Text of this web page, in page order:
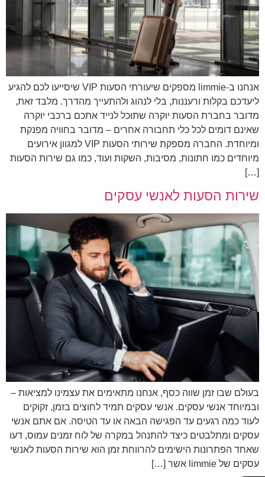
אנחנו ב-limmie מספקים שיעורתי הסעות VIP שיסייעו לכם להגיע
ליעדכם בקלות ורעננות, בלי לנהוג ולהתעייך מהדרך. מלבד זאת,
מדובר בחברת הסעות יוקרה שתוכל לנייד אתכם ברכבי יוקרה
שאינם דומים לכל כלי תחבורה אחרים – מדובר בחוויה מפנקת
ומיוחדת. החברה מספקת שירותי הסעות VIP למגוון אירועים
מיוחדים כמו חתונות, מסיבות, השקות ועוד, כמו גם שירות הסעות
[…]
שירות הסעות לאנשי עסקים
בעולם שבו זמן שווה כסף, אנחנו מתאימים את עצמינו למציאות –
ובמיוחד אנשי עסקים. אנשי עסקים תמיד לחוצים בזמן, זקוקים
לעוד כמה רגעים עד הפגישה הבאה או עד הטיסה. אם אתם אנשי
עסקים ומתלבטים כיצד להתנהל במקרה של לוח זמנים עמוס, דעו
שאחד הפתרונות הישימים להרווחת זמן הוא שירות הסעות לאנשי
עסקים של limmie אשר […]